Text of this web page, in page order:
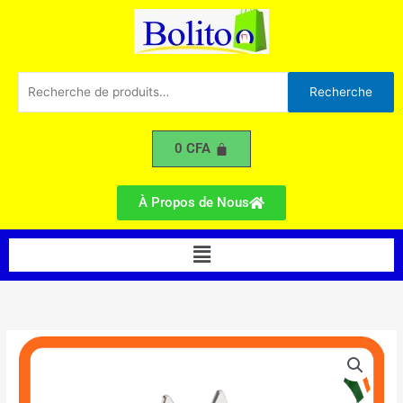
pour :
Recherche
0CFA
À Propos de Nous
Menu
quantité